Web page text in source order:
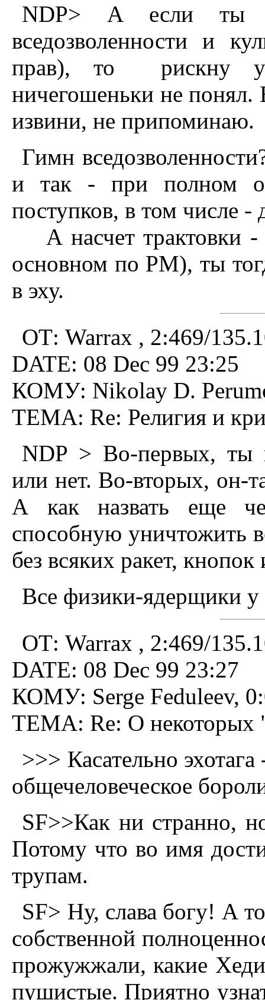
NDP> А если ты
вседозволенности и
прав), то рискну
ничегошеньки не понял.
извини, не припоминаю.
Гимн
и так - при полном
поступков, в том числе -
А насчет трактовки -
основном по РМ), ты
в эху.
ОТ: Warrax , 2:469/
DATE: 08 Dec 99 23:25
КОМУ: Nikolay D.
ТЕМА: Re: Религия и
NDP > Во-первых, ты
или нет. Во-вторых,
А как назвать еще
способную уничтожить
без всяких ракет,
Все физики-ядерщики у
ОТ: Warrax , 2:469/
DATE: 08 Dec 99 23:27
КОМУ: Serge Feduleev,
ТЕМА: Re: О некоторых
>>> Касательно
общечеловеческое
SF>>Как ни странно,
Потому что во имя
трупам.
SF> Hу, слава богу! А
собственной
прожужжали, какие
пушистые. Приятно